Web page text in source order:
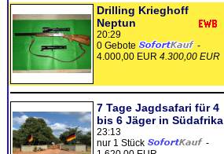
Drilling Krieghoff
Neptun
20:29
0 Gebote
-
4.000,00 EUR 4.300,00 EUR
7 Tage Jagdsafari für 4
bis 6 Jäger in Südafrika
23:13
nur 1 Stück
-